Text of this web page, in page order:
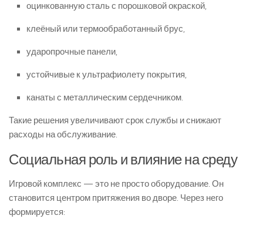
оцинкованную сталь с порошковой окраской,
клеёный или термообработанный брус,
ударопрочные панели,
устойчивые к ультрафиолету покрытия,
канаты с металлическим сердечником.
Такие решения увеличивают срок службы и снижают
расходы на обслуживание.
Социальная роль и влияние на среду
Игровой комплекс — это не просто оборудование. Он
становится центром притяжения во дворе. Через него
формируется: